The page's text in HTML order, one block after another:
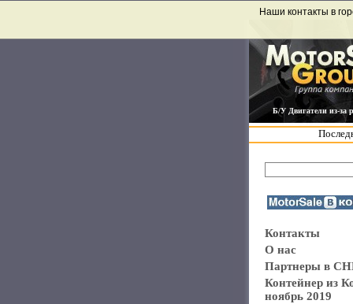
Б/У Двигатели из-за
Наши контакты в
Контакты
О нас
Партнеры в
Контейнер из
ноябрь 2019